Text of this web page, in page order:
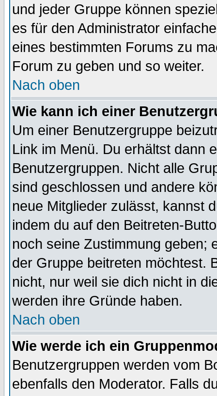
und jeder Gruppe können
es für den Administrator
eines bestimmten Forums zu
Forum zu geben und so weiter.
Nach oben
Wie kann ich einer
Um einer Benutzergruppe
Link im Menü. Du erhältst dann
Benutzergruppen. Nicht alle
sind geschlossen und andere
neue Mitglieder zulässt, kannst
indem du auf den Beitreten-
noch seine Zustimmung geben;
der Gruppe beitreten möchtest.
nicht, nur weil sie dich nicht in
werden ihre Gründe haben.
Nach oben
Wie werde ich ein
Benutzergruppen werden vom
ebenfalls den Moderator. Falls